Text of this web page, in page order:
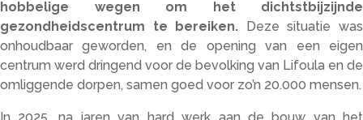
hobbelige wegen om het dichtstbijzijnde
gezondheidscentrum te bereiken. Deze situatie was
onhoudbaar geworden, en de opening van een eigen
centrum werd dringend voor de bevolking van Lifoula en de
omliggende dorpen, samen goed voor zo’n 20.000 mensen.